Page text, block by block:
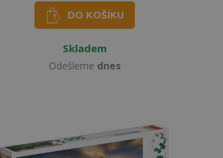
DO KOŠÍKU
Skladem
Odešleme dnes